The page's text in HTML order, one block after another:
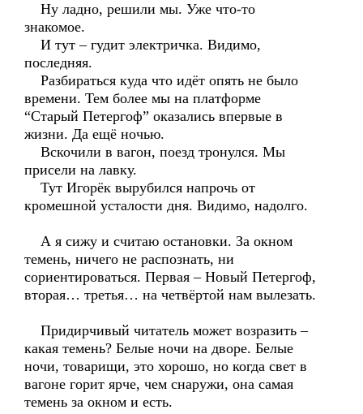
Ну ладно, решили мы. Уже что-то
знакомое.
И тут – гудит электричка. Видимо,
последняя.
Разбираться куда что идёт опять не было
времени. Тем более мы на платформе
“Старый Петергоф” оказались впервые в
жизни. Да ещё ночью.
Вскочили в вагон, поезд тронулся. Мы
присели на лавку.
Тут Игорёк вырубился напрочь от
кромешной усталости дня. Видимо, надолго.
А я сижу и считаю остановки. За окном
темень, ничего не распознать, ни
сориентироваться. Первая – Новый Петергоф,
вторая… третья… на четвёртой нам вылезать.
Придирчивый читатель может возразить –
какая темень? Белые ночи на дворе. Белые
ночи, товарищи, это хорошо, но когда свет в
вагоне горит ярче, чем снаружи, она самая
темень за окном и есть.